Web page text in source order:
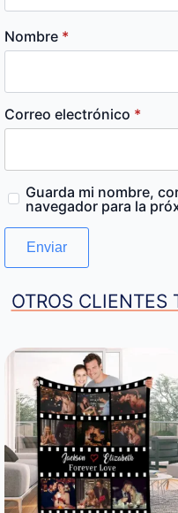
Nombre *
Correo electrónico *
Guarda mi nombre,
navegador para la
OTROS CLIENTES